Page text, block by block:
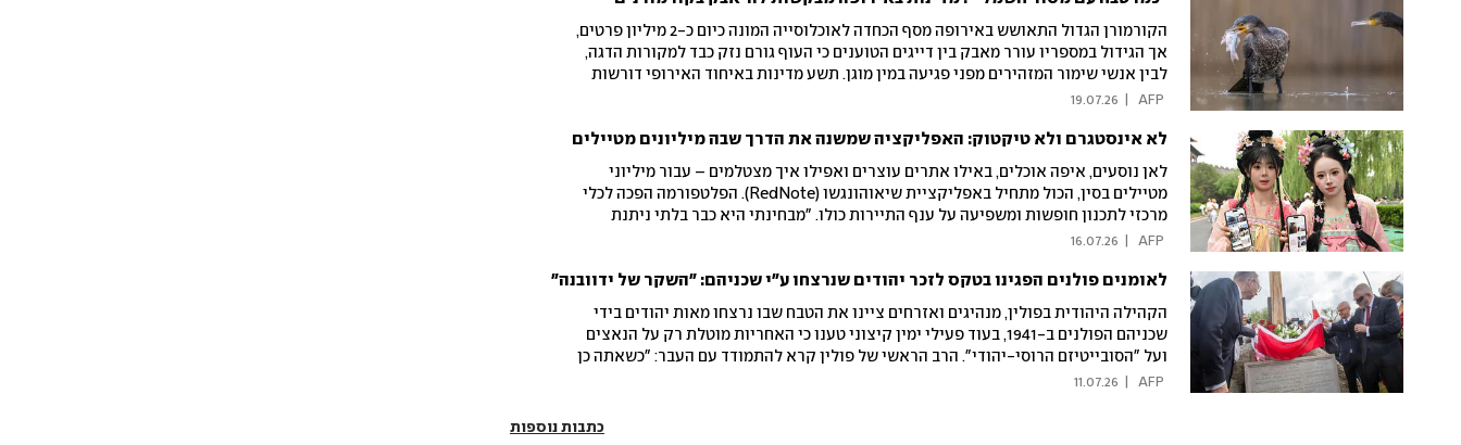
הקורמורן הגדול התאושש באירופה מסף הכחדה לאוכלוסייה המונה כיום כ-2 מיליון פרטים,
אך הגידול במספריו עורר מאבק בין דייגים הטוענים כי העוף גורם נזק כבד למקורות הדגה,
לבין אנשי שימור המזהירים מפני פגיעה במין מוגן. תשע מדינות באיחוד האירופי דורשות
להקל את כללי ההגנה ולאפשר צמצום אוכלוסייה
19.07.26
לא אינסטגרם ולא טיקטוק: האפליקציה שמשנה את הדרך שבה מיליונים מטיילים
לאן נוסעים, איפה אוכלים, באילו אתרים עוצרים ואפילו איך מצטלמים – עבור מיליוני
מטיילים בסין, הכול מתחיל באפליקציית שיאוהונגשו (RedNote). הפלטפורמה הפכה לכלי
מרכזי לתכנון חופשות ומשפיעה על ענף התיירות כולו. "מבחינתי היא כבר בלתי ניתנת
להחלפה", סיפרה אחת המשתמשות
16.07.26
לאומנים פולנים הפגינו בטקס לזכר יהודים שנרצחו ע"י שכניהם: "השקר של ידוובנה"
הקהילה היהודית בפולין, מנהיגים ואזרחים ציינו את הטבח שבו נרצחו מאות יהודים בידי
שכניהם הפולנים ב-1941, בעוד פעילי ימין קיצוני טענו כי האחריות מוטלת רק על הנאצים
ועל "הסובייטיזם הרוסי-יהודי". הרב הראשי של פולין קרא להתמודד עם העבר: "כשאתה כן
עם עצמך, אתה יכול לצעוד לעתיד"
11.07.26
כתבות נוספות